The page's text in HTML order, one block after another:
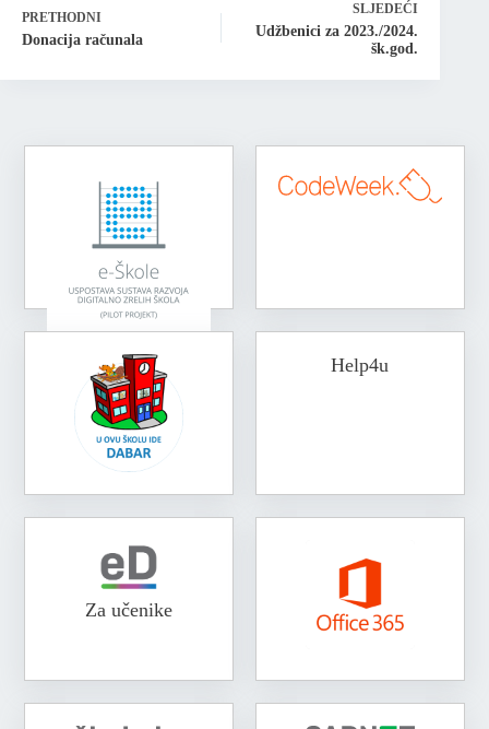
PRETHODNI
Donacija računala
SLJEDEĆI
Udžbenici za 2023./2024.
šk.god.
Help4u
Za učenike